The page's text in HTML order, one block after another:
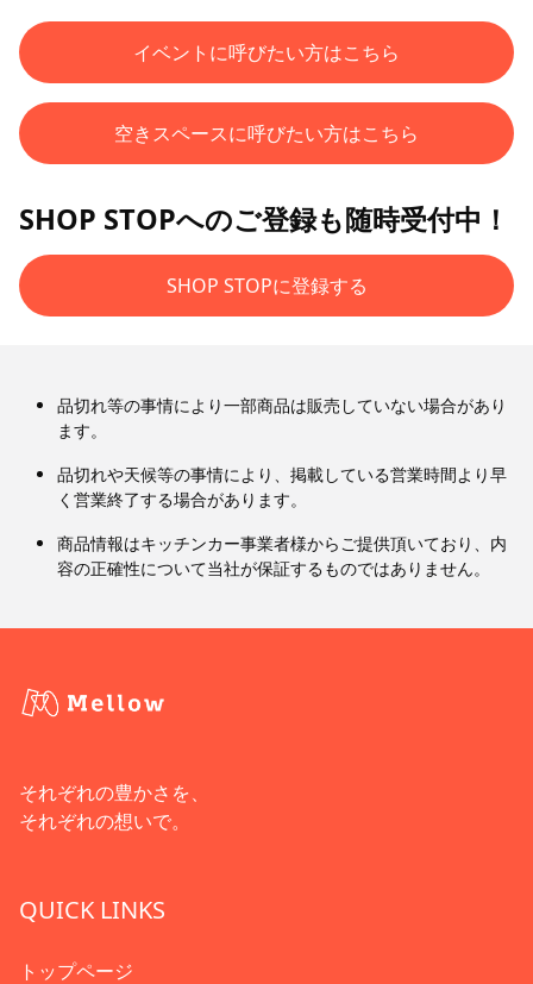
イベントに呼びたい方はこちら
空きスペースに呼びたい方はこちら
SHOP STOPへのご登録も随時受付中！
SHOP STOPに登録する
品切れ等の事情により一部商品は販売していない場合があり
ます。
品切れや天候等の事情により、掲載している営業時間より早
く営業終了する場合があります。
商品情報はキッチンカー事業者様からご提供頂いており、内
容の正確性について当社が保証するものではありません。
それぞれの豊かさを、
それぞれの想いで。
QUICK LINKS
トップページ